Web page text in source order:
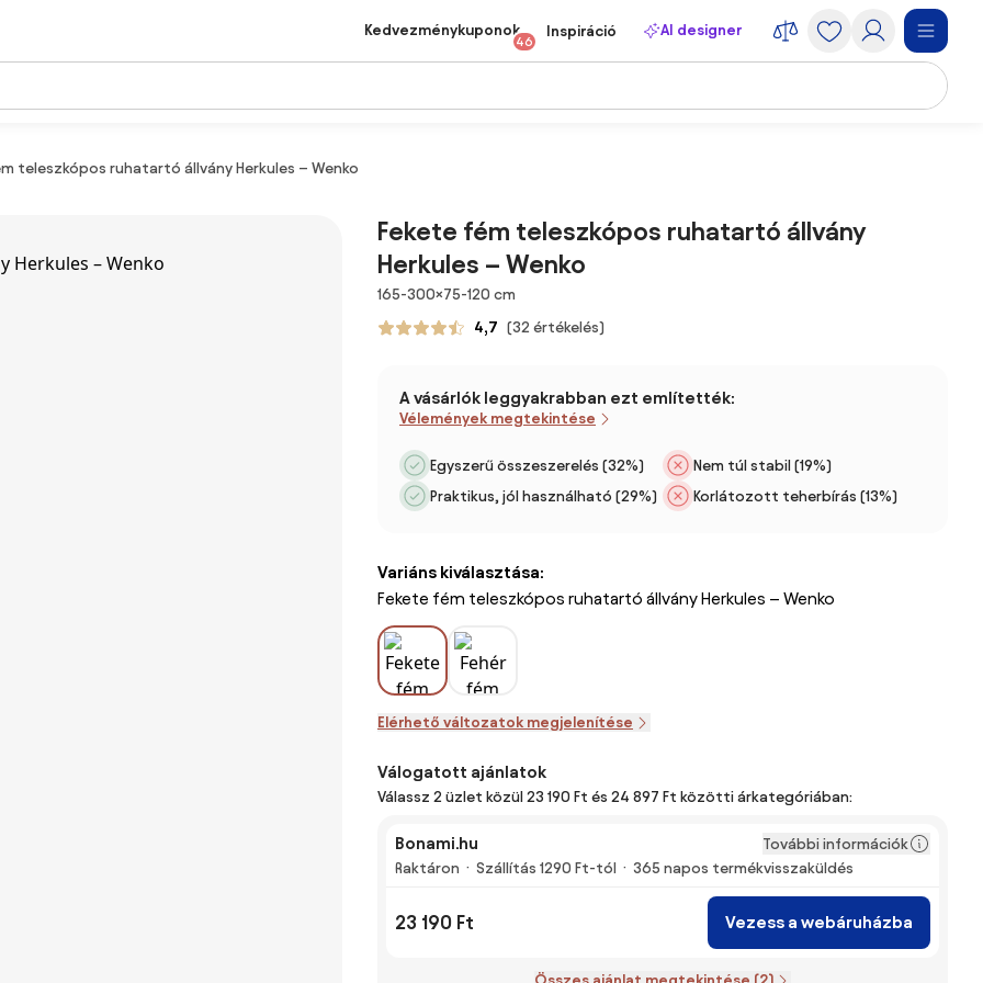
Kedvezménykuponok
46
Inspiráció AI designer
teleszkópos ruhatartó állvány Herkules – Wenko
Fekete fém teleszkópos ruhatartó állvány
Herkules – Wenko
Méretek
165-300×75-120 cm
4,7 (32 értékelés)
A vásárlók leggyakrabban ezt említették:
Vélemények megtekintése
Egyszerű összeszerelés (32%)
Praktikus, jól használható (29%)
Nem túl stabil (19%)
Korlátozott teherbírás (13%)
Variáns kiválasztása:
Fekete fém teleszkópos ruhatartó állvány Herkules – Wenko
Elérhető változatok megjelenítése
Válogatott ajánlatok
Válassz 2 üzlet közül 23 190 Ft és 24 897 Ft közötti árkategóriában:
Bonami.hu
További információk
Raktáron
Szállítás 1290 Ft-tól 365 napos termékvisszaküldés
23 190 Ft Vezess a webáruházba